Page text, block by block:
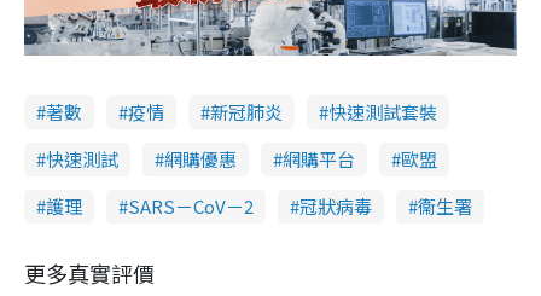
著數 疫情 新冠肺炎
快速測試套裝
快速測試
網購優惠 網購平台
歐盟
護理
SARS－CoV－2 冠狀病毒 衞生署
更多真實評價